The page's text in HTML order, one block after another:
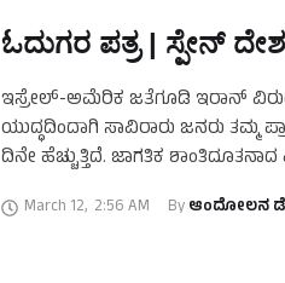
ಓದುಗರ ಪತ್ರ | ಸ್ಪೇನ್
ಇಸ್ರೇಲ್-ಅಮೆರಿಕ ಜತೆಗೂಡಿ ಇರಾನ್
ಯುದ್ಧದಿಂದಾಗಿ ಸಾವಿರಾರು ಜನರು ತಮ್ಮ
ದಿನೇ ಹೆಚ್ಚುತ್ತಿದೆ. ಜಾಗತಿಕ ಶಾಂತಿದೂತನಾದ
March 12, 2:56 AM By ಆಂದೋಲನ